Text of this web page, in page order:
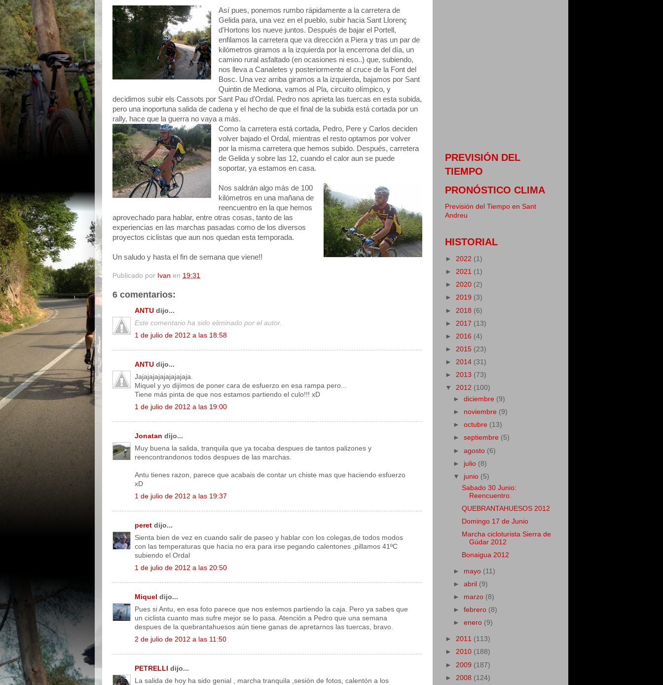
Así pues, ponemos rumbo rápidamente a la carretera de
Gelida para, una vez en el pueblo, subir hacia Sant Llorenç
d'Hortons los nueve juntos. Después de bajar el Portell,
enfilamos la carretera que va dirección a Piera y tras un par de
kilómetros giramos a la izquierda por la encerrona del día, un
camino rural asfaltado (en ocasiones ni eso..) que, subiendo,
nos lleva a Canaletes y posteriormente al cruce de la Font del
Bosc. Una vez arriba giramos a la izquierda, bajamos por Sant
Quintin de Mediona, vamos al Pla, circuito olímpico, y
decidimos subir els Cassots por Sant Pau d'Ordal. Pedro nos aprieta las tuercas en esta subida,
pero una inoportuna salida de cadena y el hecho de que el final de la subida está cortada por un
rally, hace que la guerra no vaya a más.
Como la carretera está cortada, Pedro, Pere y Carlos deciden
volver bajado el Ordal, mientras el resto optamos por volver
por la misma carretera que hemos subido. Después, carretera
de Gelida y sobre las 12, cuando el calor aun se puede
soportar, ya estamos en casa.
Nos saldrán algo más de 100
kilómetros en una mañana de
reencuentro en la que hemos
aprovechado para hablar, entre otras cosas, tanto de las
experiencias en las marchas pasadas como de los diversos
proyectos ciclistas que aun nos quedan esta temporada.
Un saludo y hasta el fin de semana que viene!!
Publicado por Ivan en 19:31
6 comentarios:
ANTU dijo...
Este comentario ha sido eliminado por el autor.
1 de julio de 2012 a las 18:58
ANTU dijo...
Jajajajajajajajajaja.
Miquel y yo dijímos de poner cara de esfuerzo en esa rampa pero...
Tiene más pinta de que nos estamos partiendo el culo!!! xD
1 de julio de 2012 a las 19:00
Jonatan dijo...
Muy buena la salida, tranquila que ya tocaba despues de tantos palizones y
reencontrandonos todos despues de las marchas.
Antu tienes razon, parece que acabais de contar un chiste mas que haciendo esfuerzo
xD
1 de julio de 2012 a las 19:37
peret dijo...
Sienta bien de vez en cuando salir de paseo y hablar con los colegas,de todos modos
con las temperaturas que hacia no era para irse pegando calentones ,pillamos 41ºC
subiendo el Ordal
1 de julio de 2012 a las 20:50
Miquel dijo...
Pues si Antu, en esa foto parece que nos estemos partiendo la caja. Pero ya sabes que
un ciclista cuanto mas sufre mejor se lo pasa. Atención a Pedro que una semana
despues de la quebrantahuesos aún tiene ganas de apretarnos las tuercas, bravo.
2 de julio de 2012 a las 11:50
PETRELLI dijo...
La salida de hoy ha sido genial , marcha tranquila ,sesión de fotos, calentón a los
PREVISIÓN DEL
TIEMPO
PRONÓSTICO CLIMA
Previsión del Tiempo en Sant
Andreu
HISTORIAL
► 2022 (1)
► 2021 (1)
► 2020 (2)
► 2019 (3)
► 2018 (6)
► 2017 (13)
► 2016 (4)
► 2015 (23)
► 2014 (31)
► 2013 (73)
▼ 2012 (100)
►diciembre (9)
► noviembre (9)
►octubre (13)
►septiembre (5)
►agosto (6)
► julio (8)
▼ junio (5)
Sabado 30 Junio:
Reencuentro.
QUEBRANTAHUESOS 2012
Domingo 17 de Junio
Marcha cicloturista Sierra de
Gúdar 2012
Bonaigua 2012
► mayo (11)
►abril (9)
► marzo (8)
►febrero (8)
►enero (9)
► 2011 (113)
► 2010 (188)
► 2009 (187)
► 2008 (124)